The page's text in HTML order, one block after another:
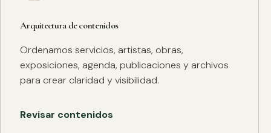
Arquitectura de contenidos
Ordenamos servicios, artistas, obras,
exposiciones, agenda, publicaciones y archivos
para crear claridad y visibilidad.
Revisar contenidos